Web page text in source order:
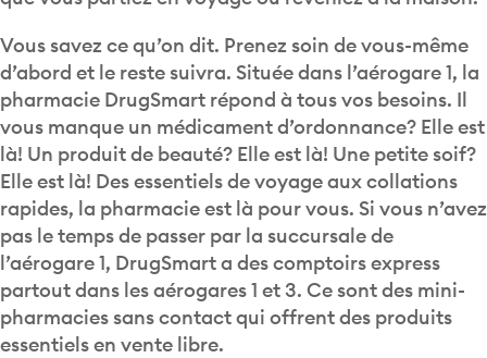
Vous savez ce qu’on dit. Prenez soin de vous-même
d’abord et le reste suivra. Située dans l’aérogare 1, la
pharmacie DrugSmart répond à tous vos besoins. Il
vous manque un médicament d’ordonnance? Elle est
là! Un produit de beauté? Elle est là! Une petite soif?
Elle est là! Des essentiels de voyage aux collations
rapides, la pharmacie est là pour vous. Si vous n’avez
pas le temps de passer par la succursale de
l’aérogare 1, DrugSmart a des comptoirs express
partout dans les aérogares 1 et 3. Ce sont des mini-
pharmacies sans contact qui offrent des produits
essentiels en vente libre.